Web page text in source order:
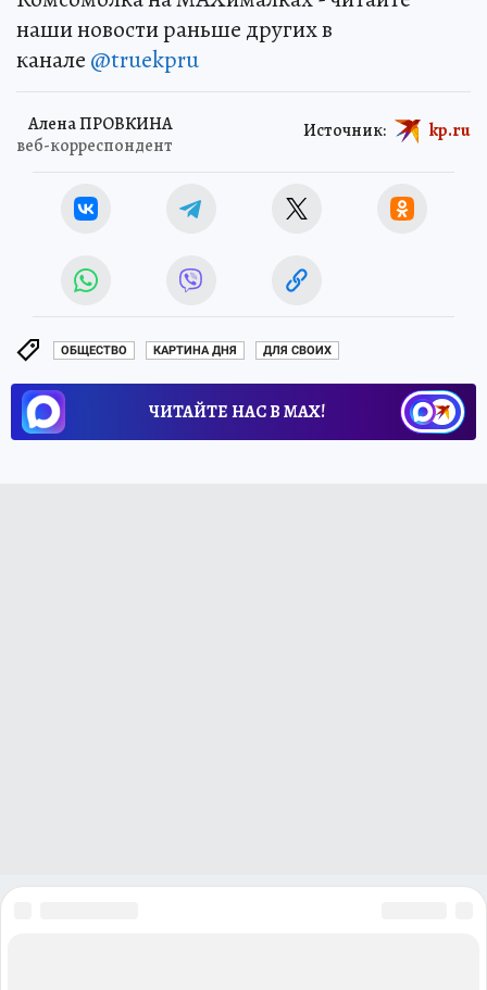
наши новости раньше других в
канале @truekpru
Алена ПРОВКИНА
веб-корреспондент
Источник: kp.ru
ОБЩЕСТВО КАРТИНА ДНЯ ДЛЯ СВОИХ
ЧИТАЙТЕ НАС В МАХ!